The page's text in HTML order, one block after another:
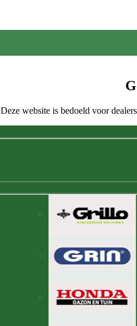
Deze website is bedoeld voor